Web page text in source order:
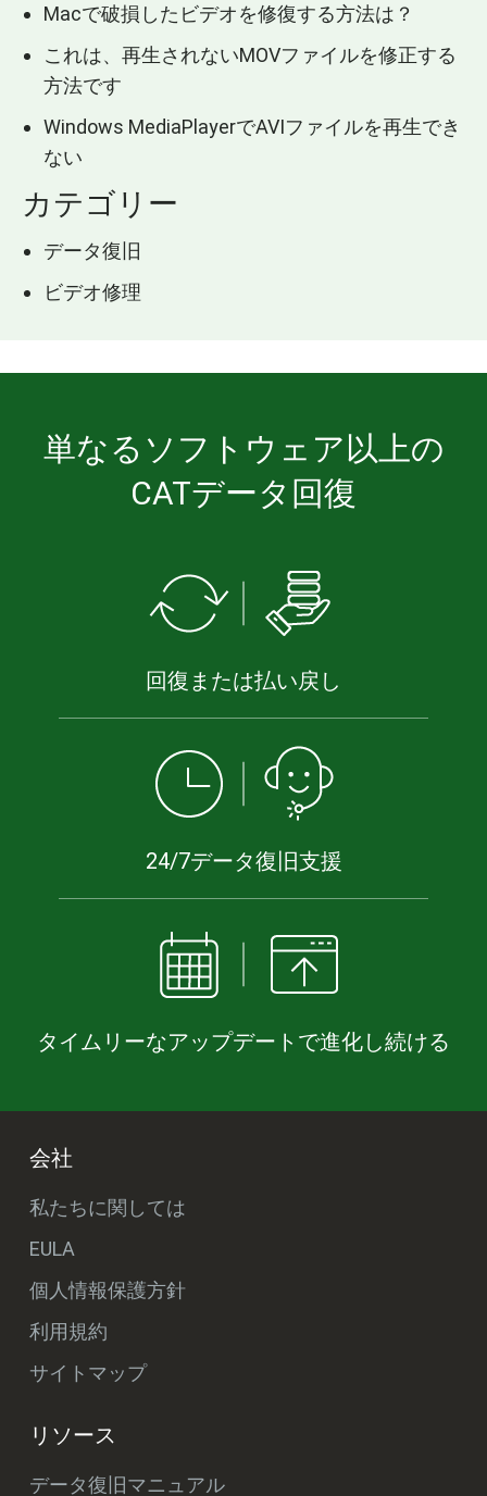
Macで破損したビデオを修復する方法は？
これは、再生されないMOVファイルを修正する
方法です
Windows MediaPlayerでAVIファイルを再生でき
ない
カテゴリー
データ復旧
ビデオ修理
単なるソフトウェア以上の
CATデータ回復
回復または払い戻し
24/7データ復旧支援
タイムリーなアップデートで進化し続ける
会社
私たちに関しては
EULA
個人情報保護方針
利用規約
サイトマップ
リソース
データ復旧マニュアル